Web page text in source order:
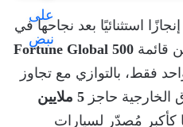
إنجازًا استثنائيًا بعد نجاحها في
Fortune Global 500
عام واحد فقط، بالتوازي مع تجاوز
الخارجية حاجز
5 ملايين
كأكبر مُصدّر لسيارات